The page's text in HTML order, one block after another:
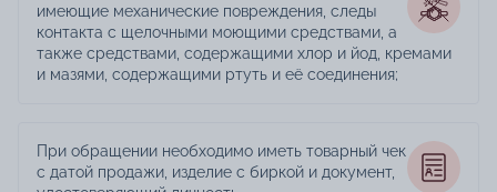
имеющие механические повреждения, следы
контакта с щелочными моющими средствами, а
также средствами, содержащими хлор и йод, кремами
и мазями, содержащими ртуть и её соединения;
При обращении необходимо иметь товарный чек
с датой продажи, изделие с биркой и документ,